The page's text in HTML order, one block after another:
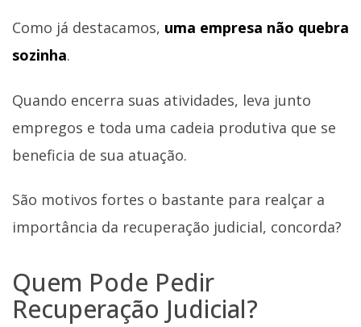
Como já destacamos, uma empresa não quebra
sozinha.
Quando encerra suas atividades, leva junto
empregos e toda uma cadeia produtiva que se
beneficia de sua atuação.
São motivos fortes o bastante para realçar a
importância da recuperação judicial, concorda?
Quem Pode Pedir
Recuperação Judicial?